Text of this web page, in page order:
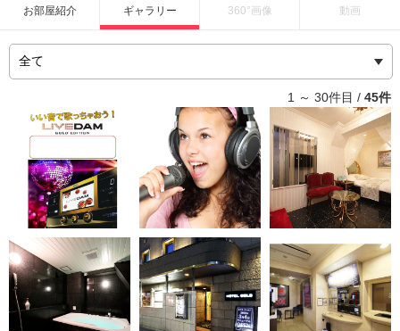
お部屋紹介 ギャラリー 360°画像 動画
1 ～ 30件目 / 45件